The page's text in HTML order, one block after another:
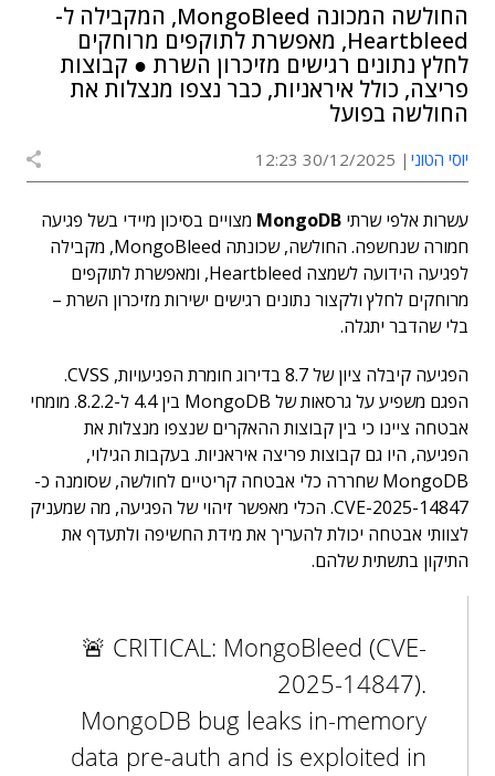
החולשה המכונה MongoBleed, המקבילה ל-
Heartbleed, מאפשרת לתוקפים מרוחקים
לחלץ נתונים רגישים מזיכרון השרת ● קבוצות
פריצה, כולל איראניות, כבר נצפו מנצלות את
החולשה בפועל
יוסי הטוני 30/12/2025 12:23
עשרות אלפי שרתי MongoDB מצויים בסיכון מיידי בשל פגיעה
חמורה שנחשפה. החולשה, שכונתה MongoBleed, מקבילה
לפגיעה הידועה לשמצה Heartbleed, ומאפשרת לתוקפים
מרוחקים לחלץ ולקצור נתונים רגישים ישירות מזיכרון השרת –
בלי שהדבר יתגלה.
הפגיעה קיבלה ציון של 8.7 בדירוג חומרת הפגיעויות, CVSS.
הפגם משפיע על גרסאות של MongoDB בין 4.4 ל-8.2.2. מומחי
אבטחה ציינו כי בין קבוצות ההאקרים שנצפו מנצלות את
הפגיעה, היו גם קבוצות פריצה איראניות. בעקבות הגילוי,
MongoDB שחררה כלי אבטחה קריטיים לחולשה, שסומנה כ-
CVE-2025-14847. הכלי מאפשר זיהוי של הפגיעה, מה שמעניק
לצוותי אבטחה יכולת להעריך את מידת החשיפה ולתעדף את
התיקון בתשתית שלהם.
🚨 CRITICAL: MongoBleed (CVE-
2025-14847).
MongoDB bug leaks in-memory
data pre-auth and is exploited in